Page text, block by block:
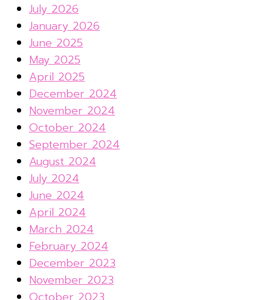
July 2026
January 2026
June 2025
May 2025
April 2025
December 2024
November 2024
October 2024
September 2024
August 2024
July 2024
June 2024
April 2024
March 2024
February 2024
December 2023
November 2023